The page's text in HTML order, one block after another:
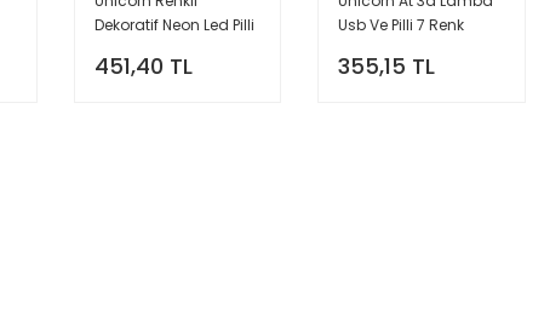
Dekoratif Neon Led Pilli
Lambası
451,40 TL
Usb Ve Pilli 7 Renk
355,15 TL